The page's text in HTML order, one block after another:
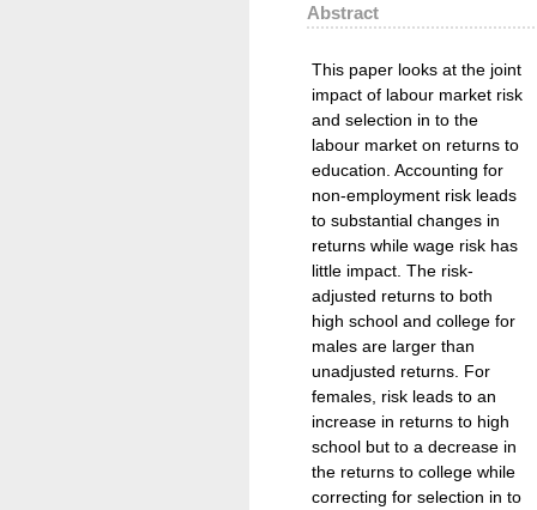
Abstract
This paper looks at the joint
impact of labour market risk
and selection in to the
labour market on returns to
education. Accounting for
non-employment risk leads
to substantial changes in
returns while wage risk has
little impact. The risk-
adjusted returns to both
high school and college for
males are larger than
unadjusted returns. For
females, risk leads to an
increase in returns to high
school but to a decrease in
the returns to college while
correcting for selection in to